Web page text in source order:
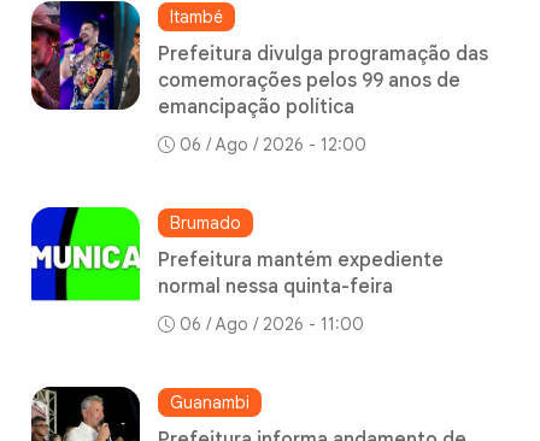
Itambé
Prefeitura divulga programação das
comemorações pelos 99 anos de
emancipação política
06 / Ago / 2026 - 12:00
Brumado
Prefeitura mantém expediente
normal nessa quinta-feira
06 / Ago / 2026 - 11:00
Guanambi